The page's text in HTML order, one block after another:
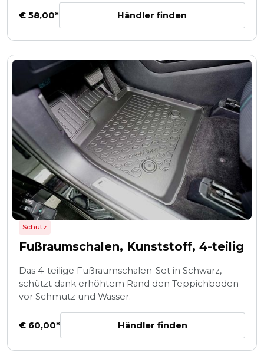
€ 58,00* Händler finden
Schutz
Fußraumschalen, Kunststoff, 4-teilig
Das 4-teilige Fußraumschalen-Set in Schwarz,
schützt dank erhöhtem Rand den Teppichboden
vor Schmutz und Wasser.
€ 60,00* Händler finden